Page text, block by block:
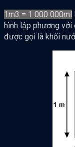
1m3 = 1 000 000ml
hình lập phương với
được gọi là khối